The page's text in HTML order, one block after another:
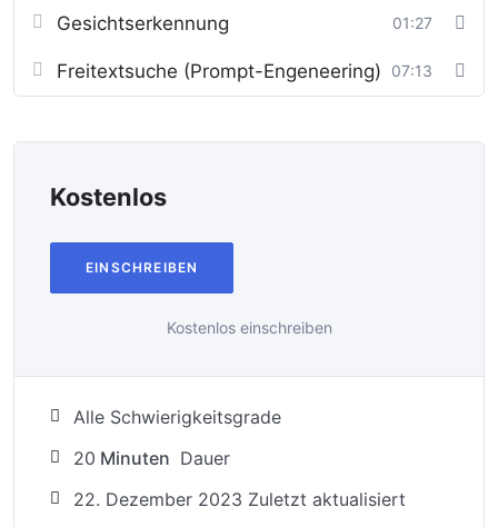
Gesichtserkennung 01:27
Freitextsuche (Prompt-Engeneering) 07:13
Kostenlos
EINSCHREIBEN
Kostenlos einschreiben
Alle Schwierigkeitsgrade
20 Minuten Dauer
22. Dezember 2023 Zuletzt aktualisiert